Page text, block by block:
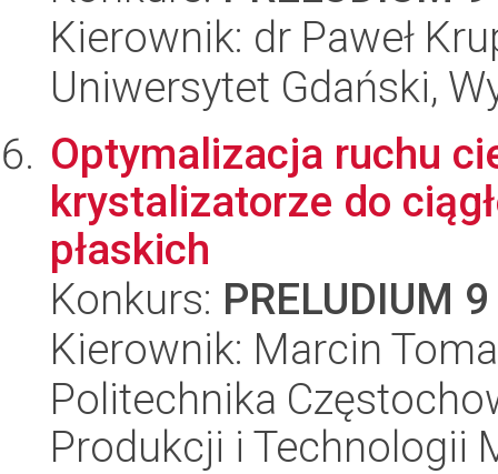
Kierownik: dr Paweł
Uniwersytet Gdański,
Optymalizacja ruchu
krystalizatorze do
płaskich
Konkurs: PRELUDIUM 9
Kierownik: Marcin
Politechnika
Produkcji i Technologii